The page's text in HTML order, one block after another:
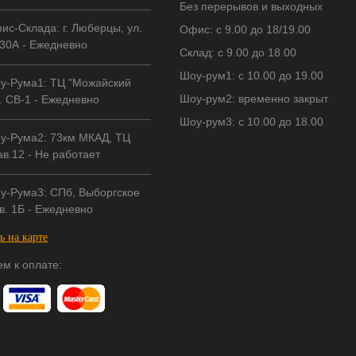
Склада: г. Люберцы, ул.
- Ежедневно
Рума1: ТЦ "Можайский
СВ-1 - Ежедневно
Рума2: 73км МКАД, ТЦ
- Не работает
Рума3: СПб, Выборгское
1Б - Ежедневно
на карте
к оплате:
Без перерывов и выходных
Офис: с 9.00 до 18/19.00
Склад: с 9.00 до 18.00
Шоу-рум1: с 10.00 до 19.00
Шоу-рум2: временно закрыт
Шоу-рум3: с 10.00 до 18.00